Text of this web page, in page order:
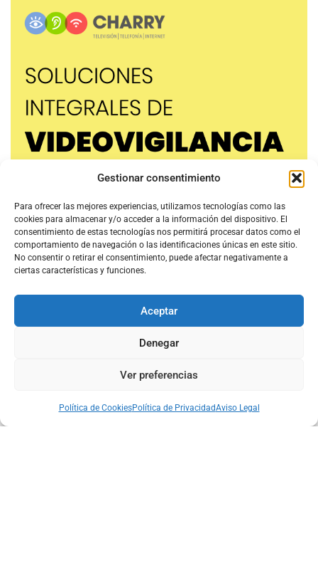
Gestionar consentimiento
Para ofrecer las mejores experiencias, utilizamos tecnologías como las
cookies para almacenar y/o acceder a la información del dispositivo. El
consentimiento de estas tecnologías nos permitirá procesar datos como el
comportamiento de navegación o las identificaciones únicas en este sitio.
No consentir o retirar el consentimiento, puede afectar negativamente a
ciertas características y funciones.
Aceptar
Denegar
Ver preferencias
Política de CookiesPolítica de PrivacidadAviso Legal